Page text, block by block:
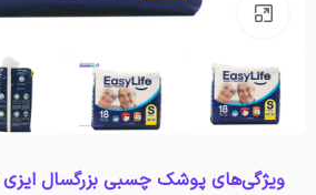
بزرگنمایی تصویر
ویژگی‌های پوشک چسبی بزرگسال ایزی